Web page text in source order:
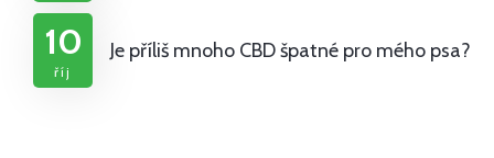
10
říj
Je příliš mnoho CBD špatné pro mého psa?